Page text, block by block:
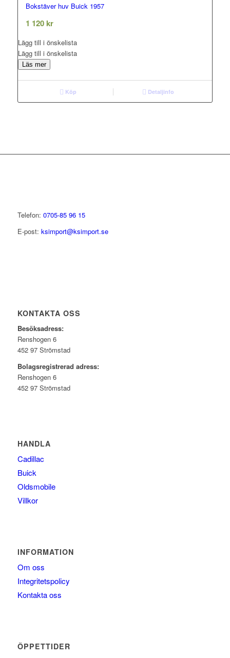
Bokstäver huv Buick 1957
1 120 kr
Lägg till i önskelista
Lägg till i önskelista
Läs mer
Köp Detaljinfo
Telefon: 0705-85 96 15
E-post: ksimport@ksimport.se
KONTAKTA OSS
Besöksadress:
Renshogen 6
452 97 Strömstad
Bolagsregistrerad adress:
Renshogen 6
452 97 Strömstad
HANDLA
Cadillac
Buick
Oldsmobile
Villkor
INFORMATION
Om oss
Integritetspolicy
Kontakta oss
ÖPPETTIDER